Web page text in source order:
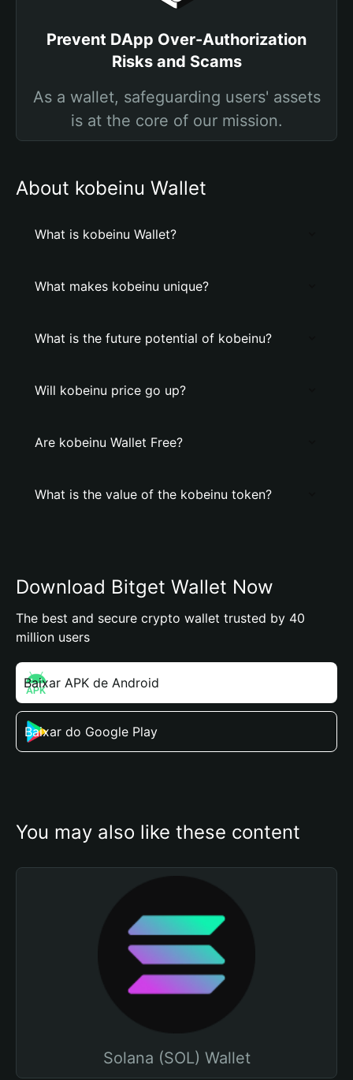
Prevent DApp Over-Authorization
Risks and Scams
As a wallet, safeguarding users' assets
is at the core of our mission.
About kobeinu Wallet
What is kobeinu Wallet?
What makes kobeinu unique?
What is the future potential of kobeinu?
Will kobeinu price go up?
Are kobeinu Wallet Free?
What is the value of the kobeinu token?
Download Bitget Wallet Now
The best and secure crypto wallet trusted by 40
million users
Baixar APK de Android
Baixar do Google Play
You may also like these content
Solana (SOL) Wallet